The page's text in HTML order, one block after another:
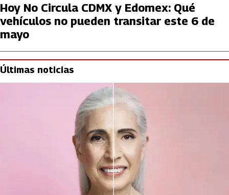
Hoy No Circula CDMX y Edomex: Qué
vehículos no pueden transitar este 6 de
mayo
Últimas noticias